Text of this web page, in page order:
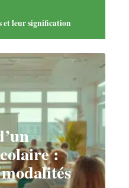
et leur signification
: